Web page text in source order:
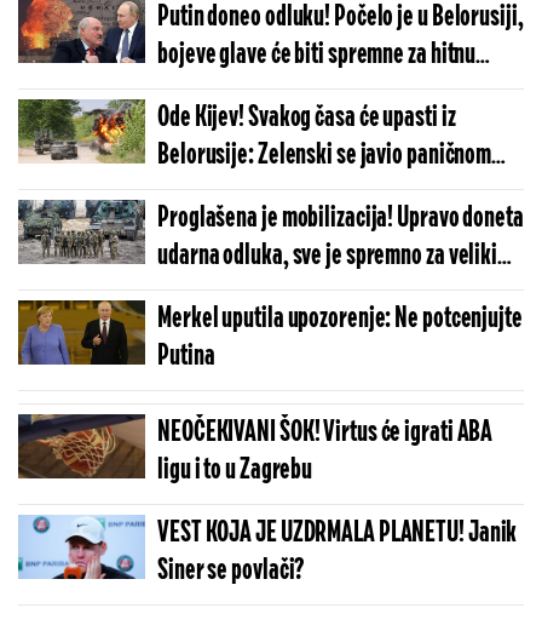
Putin doneo odluku! Počelo je u Belorusiji,
bojeve glave će biti spremne za hitnu
upotrebu: Ministarstvo odbrane se
oglasilo
Ode Kijev! Svakog časa će upasti iz
Belorusije: Zelenski se javio paničnom
porukom, hitno se oglasio slavni general
Proglašena je mobilizacija! Upravo doneta
udarna odluka, sve je spremno za veliki
ratni sukob
Merkel uputila upozorenje: Ne potcenjujte
Putina
NEOČEKIVANI ŠOK! Virtus će igrati ABA
ligu i to u Zagrebu
VEST KOJA JE UZDRMALA PLANETU! Janik
Siner se povlači?